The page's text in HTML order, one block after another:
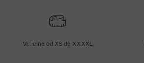
Veličine od XS do XXXXL